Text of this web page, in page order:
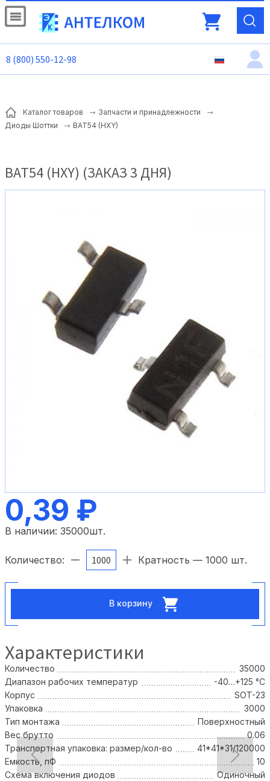
8 (800) 550-12-98
Каталог товаров
Запчасти и принадлежности
Диоды Шоттки
BAT54 (HXY)
BAT54 (HXY) (ЗАКАЗ 3 ДНЯ)
0,39 ₽
В наличии: 35000шт.
Количество: Кратность — 1000 шт.
В корзину
Характеристики
Количество
35000
Диапазон рабочих температур
-40…+125 °С
Корпус
SOT-23
Упаковка
3000
Тип монтажа
Поверхностный
Вес брутто
0.06
Транспортная упаковка: размер/кол-во
41*41*31/120000
Емкость, пФ
10
Схема включения диодов
Одиночный